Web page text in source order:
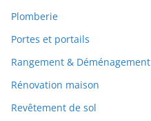
Plomberie
Portes et portails
Rangement & Déménagement
Rénovation maison
Revêtement de sol